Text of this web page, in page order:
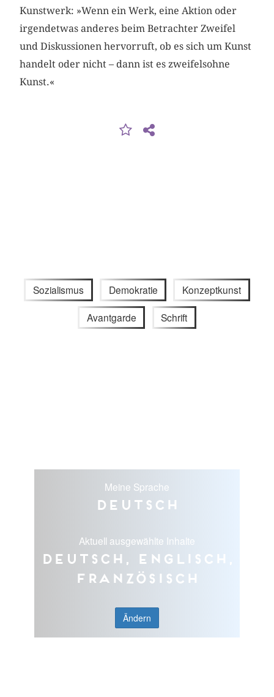
Kunstwerk: »Wenn ein Werk, eine Aktion oder
irgendetwas anderes beim Betrachter Zweifel
und Diskussionen hervorruft, ob es sich um Kunst
handelt oder nicht – dann ist es zweifelsohne
Kunst.«
Sozialismus Demokratie Konzeptkunst
Avantgarde Schrift
Meine Sprache
Deutsch
Aktuell ausgewählte Inhalte
Deutsch, Englisch,
Französisch
Ändern